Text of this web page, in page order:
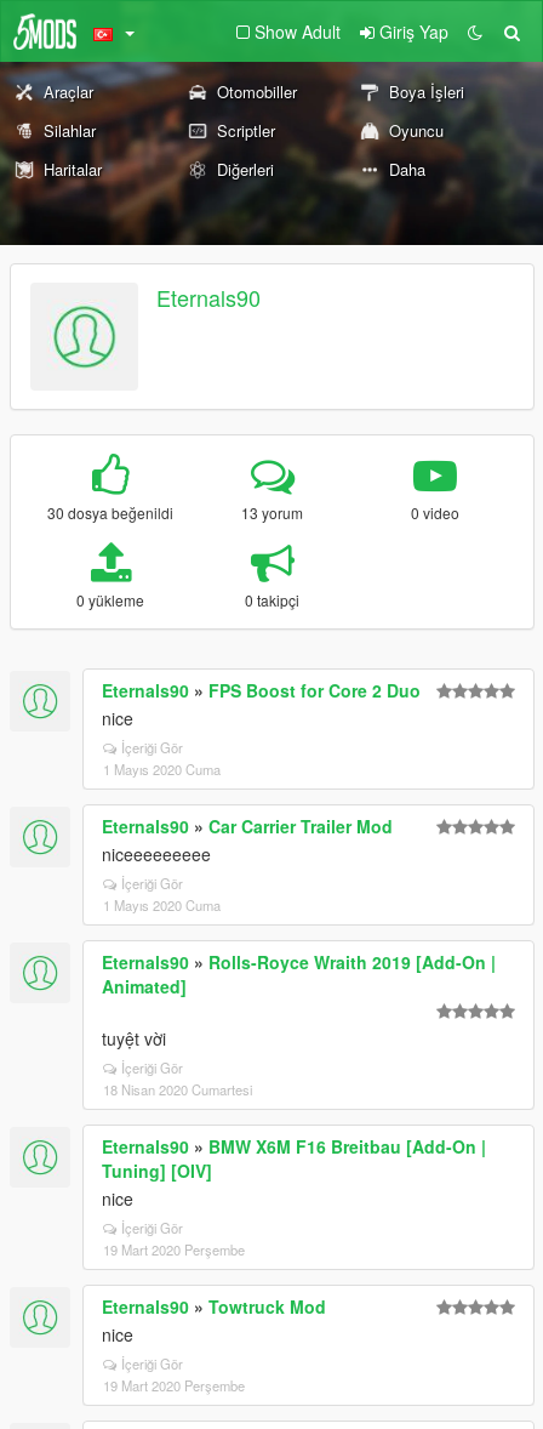
Show Adult Giriş Yap
Araçlar Otomobiller
Boya İşleri
Silahlar
Scriptler
Oyuncu
Haritalar
Diğerleri Daha
Eternals90
30 dosya beğenildi 13 yorum 0 video
0 yükleme 0 takipçi
Eternals90 » FPS Boost for Core 2 Duo
nice
İçeriği Gör
1 Mayıs 2020 Cuma
Eternals90 » Car Carrier Trailer Mod
niceeeeeeeee
İçeriği Gör
1 Mayıs 2020 Cuma
Eternals90 » Rolls-Royce Wraith 2019 [Add-On |
Animated]
tuyệt vời
İçeriği Gör
18 Nisan 2020 Cumartesi
Eternals90 » BMW X6M F16 Breitbau [Add-On |
Tuning] [OIV]
nice
İçeriği Gör
19 Mart 2020 Perşembe
Eternals90 » Towtruck Mod
nice
İçeriği Gör
19 Mart 2020 Perşembe